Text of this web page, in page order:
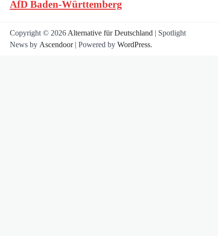
AfD Baden-Württemberg
Copyright © 2026 Alternative für Deutschland | Spotlight
News by Ascendoor| Powered by WordPress.